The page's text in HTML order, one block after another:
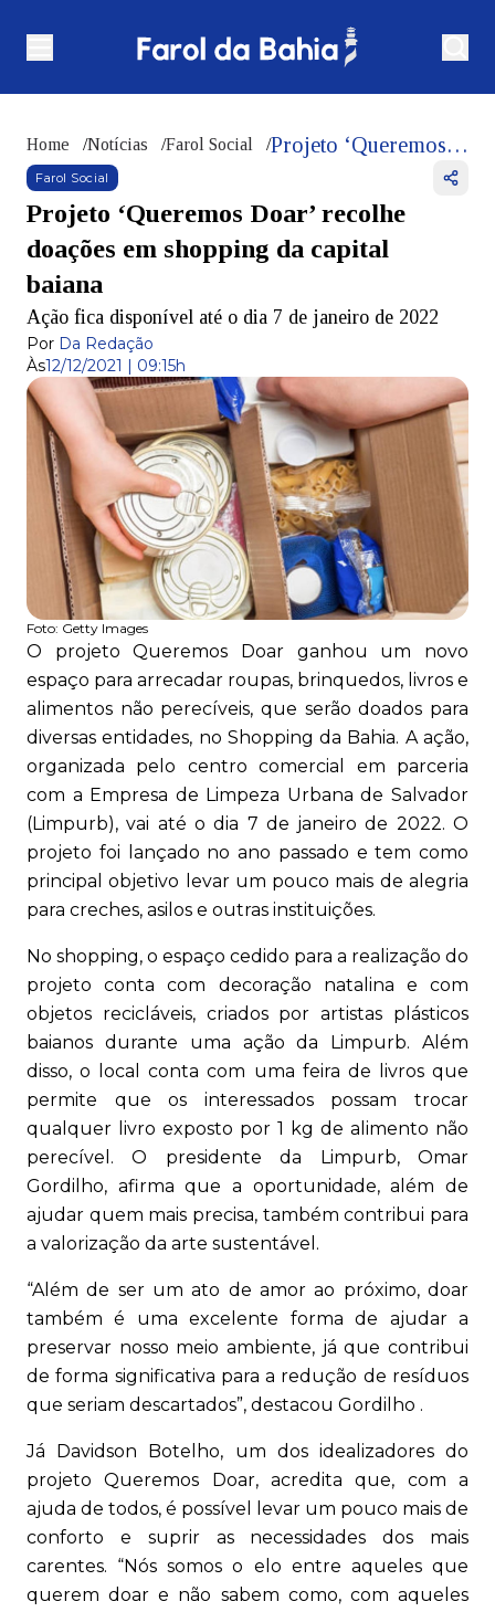
Home /Notícias /Farol Social / Projeto ‘Queremos Doar’ recolhe doações em shopping da capital baiana
Farol Social
Projeto ‘Queremos Doar’ recolhe
doações em shopping da capital
baiana
Ação fica disponível até o dia 7 de janeiro de 2022
Por Da Redação
Às12/12/2021 | 09:15h
Foto: Getty Images
O projeto Queremos Doar ganhou um novo
espaço para arrecadar roupas, brinquedos, livros e
alimentos não perecíveis, que serão doados para
diversas entidades, no Shopping da Bahia. A ação,
organizada pelo centro comercial em parceria
com a Empresa de Limpeza Urbana de Salvador
(Limpurb), vai até o dia 7 de janeiro de 2022. O
projeto foi lançado no ano passado e tem como
principal objetivo levar um pouco mais de alegria
para creches, asilos e outras instituições.
No shopping, o espaço cedido para a realização do
projeto conta com decoração natalina e com
objetos recicláveis, criados por artistas plásticos
baianos durante uma ação da Limpurb. Além
disso, o local conta com uma feira de livros que
permite que os interessados possam trocar
qualquer livro exposto por 1 kg de alimento não
perecível. O presidente da Limpurb, Omar
Gordilho, afirma que a oportunidade, além de
ajudar quem mais precisa, também contribui para
a valorização da arte sustentável.
“Além de ser um ato de amor ao próximo, doar
também é uma excelente forma de ajudar a
preservar nosso meio ambiente, já que contribui
de forma significativa para a redução de resíduos
que seriam descartados”, destacou Gordilho .
Já Davidson Botelho, um dos idealizadores do
projeto Queremos Doar, acredita que, com a
ajuda de todos, é possível levar um pouco mais de
conforto e suprir as necessidades dos mais
carentes. “Nós somos o elo entre aqueles que
querem doar e não sabem como, com aqueles